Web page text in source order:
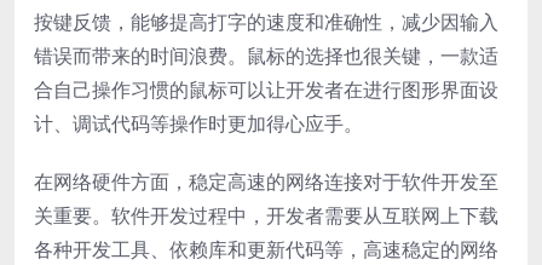
按键反馈，能够提高打字的速度和准确性，减少因输入
错误而带来的时间浪费。鼠标的选择也很关键，一款适
合自己操作习惯的鼠标可以让开发者在进行图形界面设
计、调试代码等操作时更加得心应手。
在网络硬件方面，稳定高速的网络连接对于软件开发至
关重要。软件开发过程中，开发者需要从互联网上下载
各种开发工具、依赖库和更新代码等，高速稳定的网络